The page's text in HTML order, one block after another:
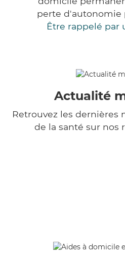
perte d'autonomie
Être rappelé par
Actualité
Retrouvez les dernières
de la santé sur nos